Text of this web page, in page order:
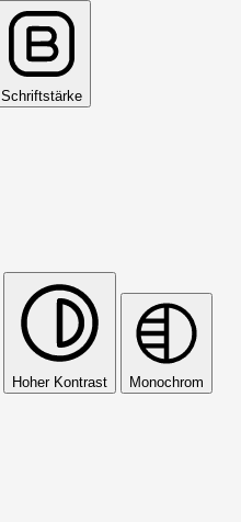
Schriftstärke
Hoher Kontrast Monochrom